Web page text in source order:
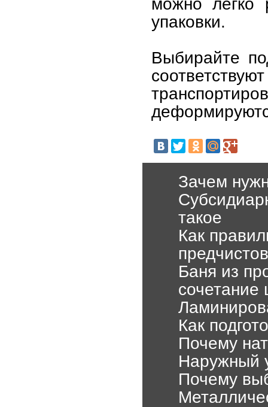
упаковки.
Выбирайте
Зачем
такое
Как
Баня из
сочетание
Как
Почему
Наружный
Почему